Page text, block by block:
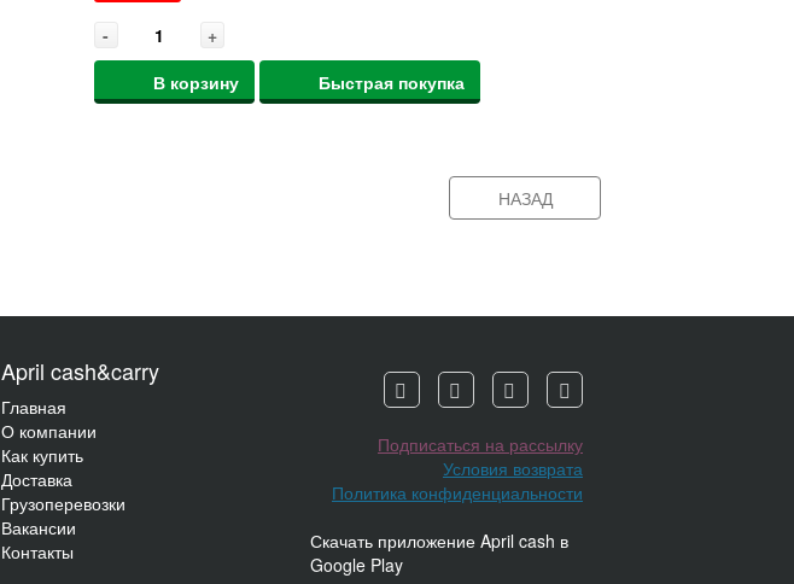
-
+
В корзину
Быстрая покупка
НАЗАД
April cash&carry
Главная
О компании
Как купить
Доставка
Грузоперевозки
Вакансии
Контакты
Подписаться на рассылку
Условия возврата
Политика конфиденциальности
Скачать приложение April cash в
Google Play